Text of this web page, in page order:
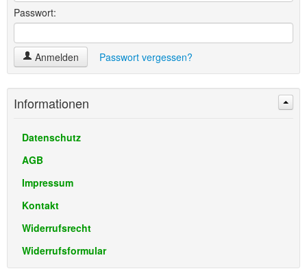
Passwort:
Anmelden Passwort vergessen?
Informationen
Datenschutz
AGB
Impressum
Kontakt
Widerrufsrecht
Widerrufsformular